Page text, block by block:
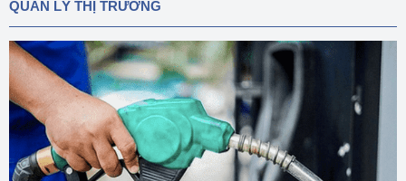
QUẢN LÝ THỊ TRƯỜNG